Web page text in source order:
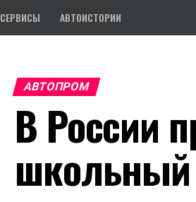
СЕРВИСЫ АВТОИСТОРИИ
АВТОПРОМ
В России
школьный